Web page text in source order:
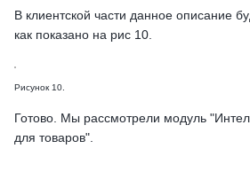
В клиентской части данное описание
как показано на рис 10.
Рисунок 10.
Готово. Мы рассмотрели модуль
для товаров".